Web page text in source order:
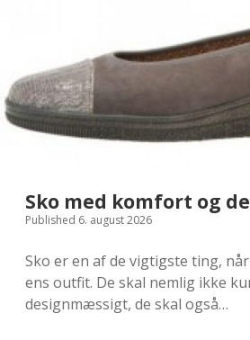
Sko med komfort og
Published 6. august 2026
Sko er en af de vigtigste ting,
ens outfit. De skal nemlig ikke
designmæssigt, de skal også…